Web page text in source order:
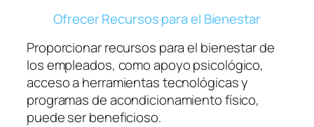
Ofrecer Recursos para el Bienestar
Proporcionar recursos para el bienestar de
los empleados, como apoyo psicológico,
acceso a herramientas tecnológicas y
programas de acondicionamiento físico,
puede ser beneficioso.